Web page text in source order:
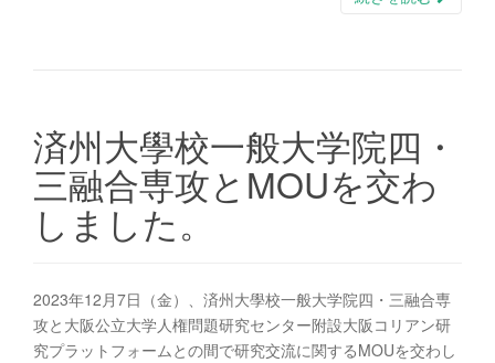
済州大學校一般大学院四・
三融合専攻とMOUを交わ
しました。
2023年12月7日（金）、済州大學校一般大学院四・三融合専
攻と大阪公立大学人権問題研究センター附設大阪コリアン研
究プラットフォームとの間で研究交流に関するMOUを交わし